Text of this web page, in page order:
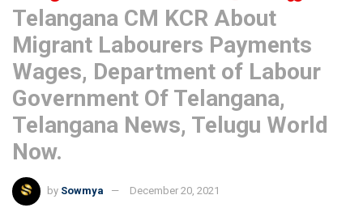
Telangana CM KCR About
Migrant Labourers Payments
Wages, Department of Labour
Government Of Telangana,
Telangana News, Telugu World
Now.
by Sowmya December 20, 2021